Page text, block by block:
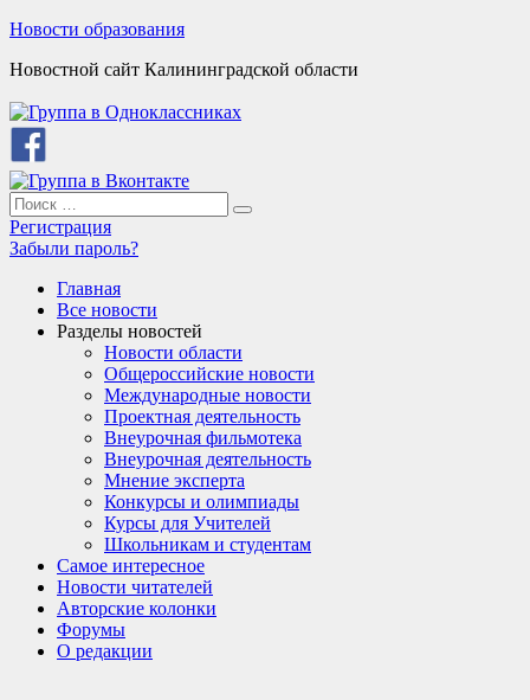
Skip
content
Новости образования
Новостной сайт Калининградской области
Search
for:
Search
Регистрация
Забыли пароль?
Главная
Все новости
Разделы новостей
Новости области
Общероссийские новости
Международные новости
Проектная деятельность
Внеурочная фильмотека
Внеурочная деятельность
Мнение эксперта
Конкурсы и олимпиады
Курсы для Учителей
Школьникам и студентам
Самое интересное
Новости читателей
Авторские колонки
Форумы
О редакции